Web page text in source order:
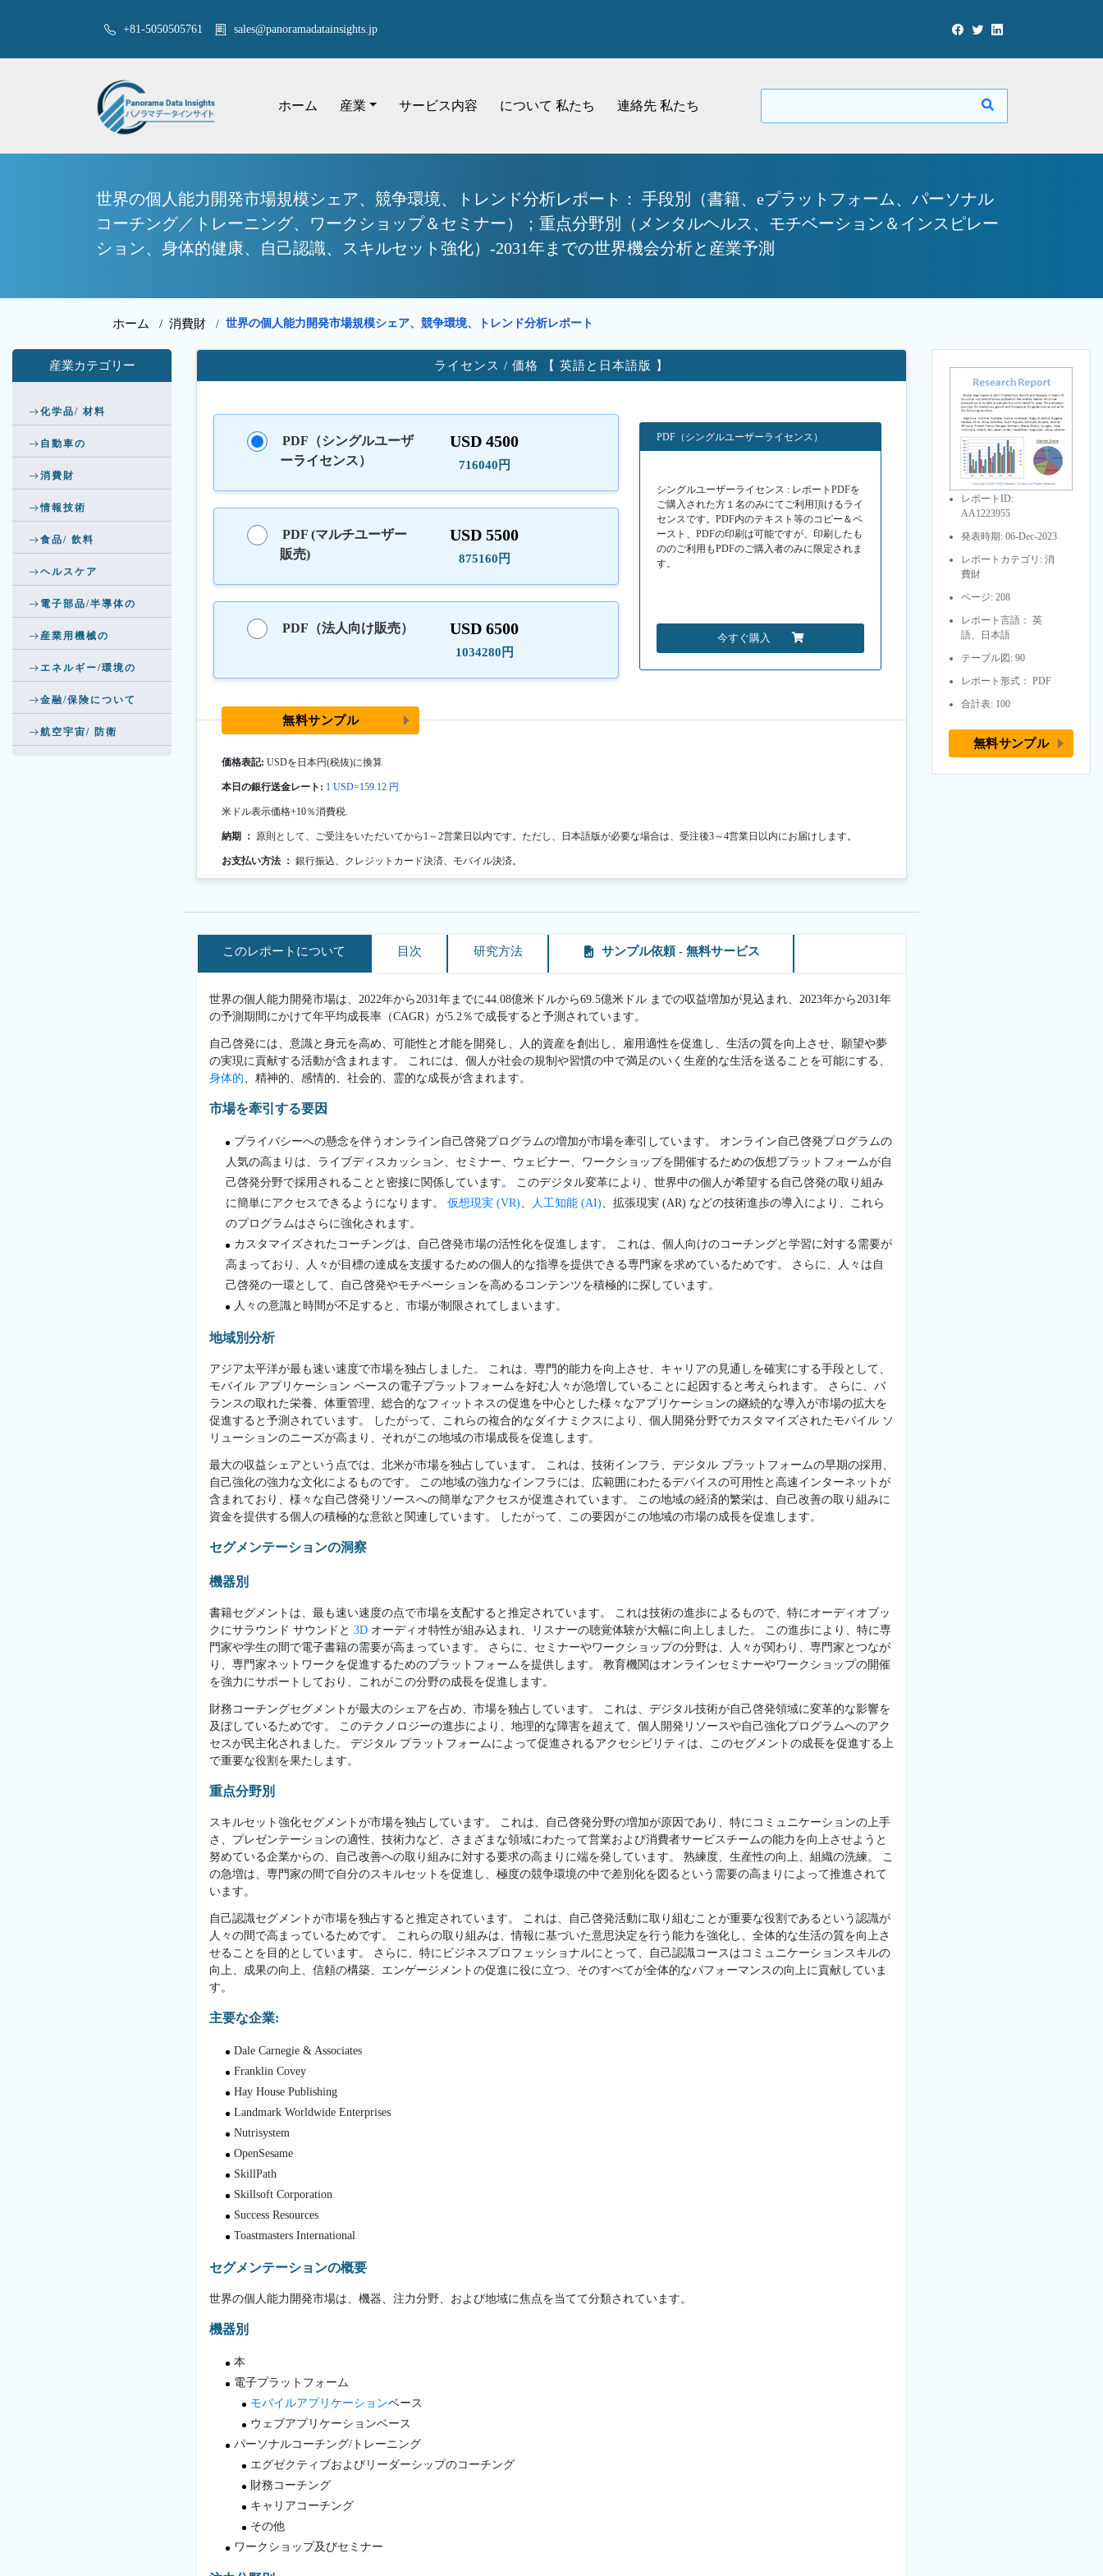
+81-5050505761 sales@panoramadatainsights.jp
ホーム 産業 サービス内容 について 私たち 連絡先 私たち
世界の個人能力開発市場規模シェア、競争環境、トレンド分析レポート： 手段別（書籍、eプラットフォーム、パーソナル
コーチング／トレーニング、ワークショップ＆セミナー）；重点分野別（メンタルヘルス、モチベーション＆インスピレー
ション、身体的健康、自己認識、スキルセット強化）-2031年までの世界機会分析と産業予測
ホーム / 消費財 / 世界の個人能力開発市場規模シェア、競争環境、トレンド分析レポート
産業カテゴリー
化学品/ 材料
自動車の
消費財
情報技術
食品/ 飲料
ヘルスケア
電子部品/半導体の
産業用機械の
エネルギー/環境の
金融/保険について
航空宇宙/ 防衛
ライセンス / 価格 【 英語と日本語版 】
PDF（シングルユーザ
ーライセンス）
USD 4500
716040円
PDF (マルチユーザー
販売)
USD 5500
875160円
PDF（法人向け販売） USD 6500
1034280円
PDF（シングルユーザーライセンス）
シングルユーザーライセンス : レポートPDFを
ご購入された方１名のみにてご利用頂けるライ
センスです。PDF内のテキスト等のコピー＆ペ
ースト、PDFの印刷は可能ですが、印刷したも
ののご利用もPDFのご購入者のみに限定されま
す。
今すぐ購入
無料サンプル
価格表記: USDを日本円(税抜)に換算
本日の銀行送金レート: 1 USD=159.12 円
米ドル表示価格+10％消費税.
納期 ： 原則として、ご受注をいただいてから1～2営業日以内です。ただし、日本語版が必要な場合は、受注後3～4営業日以内にお届けします。
お支払い方法 ： 銀行振込、クレジットカード決済、モバイル決済。
このレポートについて 目次 研究方法 サンプル依頼 - 無料サービス
世界の個人能力開発市場は、2022年から2031年までに44.08億米ドルから69.5億米ドル までの収益増加が見込まれ、2023年から2031年
の予測期間にかけて年平均成長率（CAGR）が5.2％で成長すると予測されています。
自己啓発には、意識と身元を高め、可能性と才能を開発し、人的資産を創出し、雇用適性を促進し、生活の質を向上させ、願望や夢
の実現に貢献する活動が含まれます。 これには、個人が社会の規制や習慣の中で満足のいく生産的な生活を送ることを可能にする、
身体的 、精神的、感情的、社会的、霊的な成長が含まれます。
市場を牽引する要因
プライバシーへの懸念を伴うオンライン自己啓発プログラムの増加が市場を牽引しています。 オンライン自己啓発プログラムの
人気の高まりは、ライブディスカッション、セミナー、ウェビナー、ワークショップを開催するための仮想プラットフォームが自
己啓発分野で採用されることと密接に関係しています。 このデジタル変革により、世界中の個人が希望する自己啓発の取り組み
に簡単にアクセスできるようになります。 仮想現実 (VR) 人工知能 (AI) 、拡張現実 (AR) などの技術進歩の導入により、これら
のプログラムはさらに強化されます。
カスタマイズされたコーチングは、自己啓発市場の活性化を促進します。 これは、個人向けのコーチングと学習に対する需要が
高まっており、人々が目標の達成を支援するための個人的な指導を提供できる専門家を求めているためです。 さらに、人々は自
己啓発の一環として、自己啓発やモチベーションを高めるコンテンツを積極的に探しています。
人々の意識と時間が不足すると、市場が制限されてしまいます。
地域別分析
アジア太平洋が最も速い速度で市場を独占しました。 これは、専門的能力を向上させ、キャリアの見通しを確実にする手段として、
モバイル アプリケーション ベースの電子プラットフォームを好む人々が急増していることに起因すると考えられます。 さらに、バ
ランスの取れた栄養、体重管理、総合的なフィットネスの促進を中心とした様々なアプリケーションの継続的な導入が市場の拡大を
促進すると予測されています。 したがって、これらの複合的なダイナミクスにより、個人開発分野でカスタマイズされたモバイル ソ
リューションのニーズが高まり、それがこの地域の市場成長を促進します。
最大の収益シェアという点では、北米が市場を独占しています。 これは、技術インフラ、デジタル プラットフォームの早期の採用、
自己強化の強力な文化によるものです。 この地域の強力なインフラには、広範囲にわたるデバイスの可用性と高速インターネットが
含まれており、様々な自己啓発リソースへの簡単なアクセスが促進されています。 この地域の経済的繁栄は、自己改善の取り組みに
資金を提供する個人の積極的な意欲と関連しています。 したがって、この要因がこの地域の市場の成長を促進します。
セグメンテーションの洞察
機器別
書籍セグメントは、最も速い速度の点で市場を支配すると推定されています。 これは技術の進歩によるもので、特にオーディオブッ
クにサラウンド サウンドと 3D オーディオ特性が組み込まれ、リスナーの聴覚体験が大幅に向上しました。 この進歩により、特に専
門家や学生の間で電子書籍の需要が高まっています。 さらに、セミナーやワークショップの分野は、人々が関わり、専門家とつなが
り、専門家ネットワークを促進するためのプラットフォームを提供します。 教育機関はオンラインセミナーやワークショップの開催
を強力にサポートしており、これがこの分野の成長を促進します。
財務コーチングセグメントが最大のシェアを占め、市場を独占しています。 これは、デジタル技術が自己啓発領域に変革的な影響を
及ぼしているためです。 このテクノロジーの進歩により、地理的な障害を超えて、個人開発リソースや自己強化プログラムへのアク
セスが民主化されました。 デジタル プラットフォームによって促進されるアクセシビリティは、このセグメントの成長を促進する上
で重要な役割を果たします。
重点分野別
スキルセット強化セグメントが市場を独占しています。 これは、自己啓発分野の増加が原因であり、特にコミュニケーションの上手
さ、プレゼンテーションの適性、技術力など、さまざまな領域にわたって営業および消費者サービスチームの能力を向上させようと
努めている企業からの、自己改善への取り組みに対する要求の高まりに端を発しています。 熟練度、生産性の向上、組織の洗練。 こ
の急増は、専門家の間で自分のスキルセットを促進し、極度の競争環境の中で差別化を図るという需要の高まりによって推進されて
います。
自己認識セグメントが市場を独占すると推定されています。 これは、自己啓発活動に取り組むことが重要な役割であるという認識が
人々の間で高まっているためです。 これらの取り組みは、情報に基づいた意思決定を行う能力を強化し、全体的な生活の質を向上さ
せることを目的としています。 さらに、特にビジネスプロフェッショナルにとって、自己認識コースはコミュニケーションスキルの
向上、成果の向上、信頼の構築、エンゲージメントの促進に役に立つ、そのすべてが全体的なパフォーマンスの向上に貢献していま
す。
主要な企業:
Dale Carnegie & Associates
Franklin Covey
Hay House Publishing
Landmark Worldwide Enterprises
Nutrisystem
OpenSesame
SkillPath
Skillsoft Corporation
Success Resources
Toastmasters International
セグメンテーションの概要
世界の個人能力開発市場は、機器、注力分野、および地域に焦点を当てて分類されています。
機器別
本
電子プラットフォーム
モバイルアプリケーションベース
ウェブアプリケーションベース
パーソナルコーチング/トレーニング
エグゼクティブおよびリーダーシップのコーチング
財務コーチング
キャリアコーチング
その他
ワークショップ及びセミナー
レポートID:
AA1223955
発表時期: 06-Dec-2023
レポートカテゴリ: 消
費財
ページ: 208
レポート言語： 英
語、日本語
テーブル図: 90
レポート形式： PDF
合計表: 100
無料サンプル